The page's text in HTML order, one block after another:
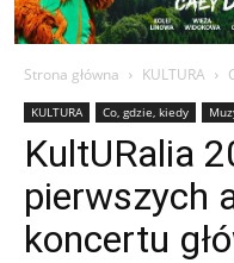
Strona główna KULTURA
KULTURA Co, gdzie, kiedy
KultURalia
pierwszych
koncertu